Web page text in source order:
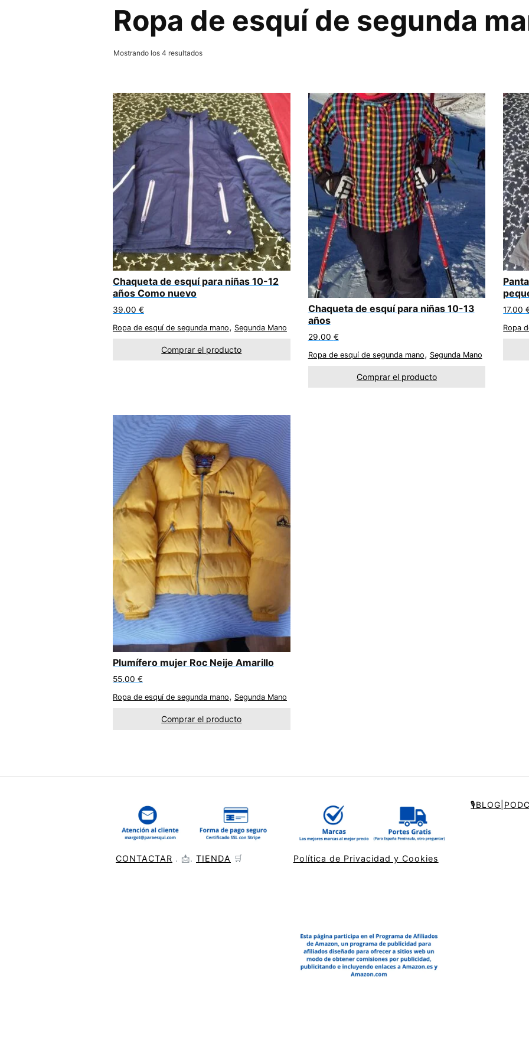
Ropa de esquí de segunda
Mostrando los 4 resultados
Chaqueta de esquí para niñas 10-12
años Como nuevo
39.00 €
Ropa de esquí de segunda mano, Segunda Mano
Comprar el producto
Chaqueta de esquí para niñas 10-13
años
29.00 €
Ropa de esquí de segunda mano, Segunda Mano
Comprar el producto
17.00
Ropa
Plumífero mujer Roc Neije Amarillo
55.00 €
Ropa de esquí de segunda mano, Segunda Mano
Comprar el producto
CONTACTAR . 📩. TIENDA 🛒 Política de Privacidad y Cookies